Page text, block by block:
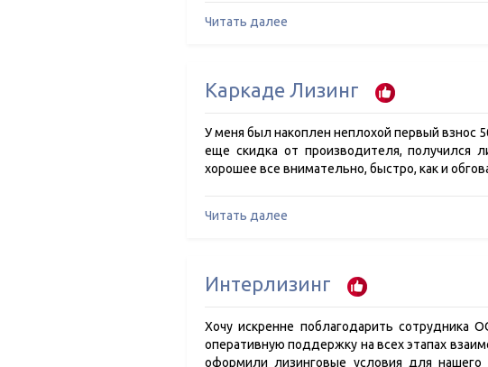
Читать далее
Каркаде Лизинг
У меня был накоплен неплохой первый взнос
еще скидка от производителя, получился
хорошее все внимательно, быстро, как и
Читать далее
Интерлизинг
Хочу искренне поблагодарить сотрудника
оперативную поддержку на всех этапах
оформили лизинговые условия для